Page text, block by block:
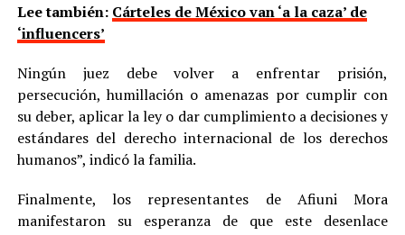
Lee también: Cárteles de México van ‘a la caza’ de
‘influencers’
Ningún juez debe volver a enfrentar prisión,
persecución, humillación o amenazas por cumplir con
su deber, aplicar la ley o dar cumplimiento a decisiones y
estándares del derecho internacional de los derechos
humanos”, indicó la familia.
Finalmente, los representantes de Afiuni Mora
manifestaron su esperanza de que este desenlace